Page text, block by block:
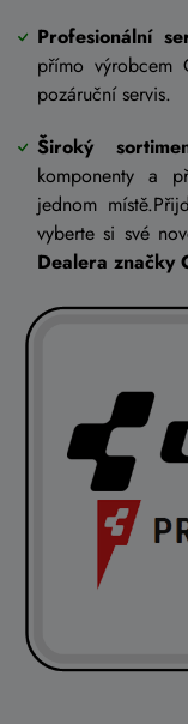
Profesionální
přímo výrobcem
pozáruční servis.
Široký
komponenty a
jednom
vyberte si své
Dealera značky